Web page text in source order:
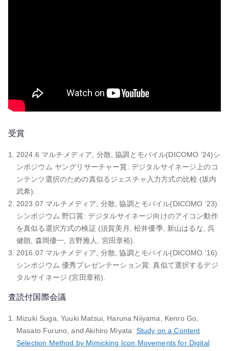
受賞
2024.6 マルチメディア, 分散, 協調とモバイル(DICOMO ’24)シ
ンポジウム ヤングリサーチャー賞: デジタルサイネージ上のコ
ンテンツ選択のための真似るジェスチャ入力方式の比較 (坂内
武希).
2023.07 マルチメディア, 分散, 協調とモバイル(DICOMO ’23)
シンポジウム 野口賞: デジタルサイネージ向けのアイコン動作
を真似る選択方式の検証 (須賀美月, 松井優季, 新山はるな, 呉
健朗, 森岡優一, 古野雅人, 宮田章裕).
2016.07 マルチメディア, 分散, 協調とモバイル(DICOMO ’16)
シンポジウム 優秀プレゼンテーション賞: 真似て選択するデジ
タルサイネージ (宮田章裕).
査読付国際会議
Mizuki Suga, Yuuki Matsui, Haruna Niiyama, Kenro Go,
Masato Furuno, and Akihiro Miyata: Study on a Content
Selection Method by Mimicking Icon Movements for Digital